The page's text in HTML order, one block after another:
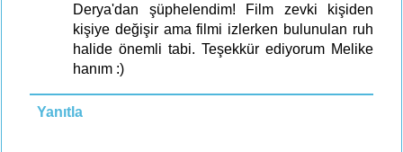
Derya'dan şüphelendim! Film zevki kişiden
kişiye değişir ama filmi izlerken bulunulan ruh
halide önemli tabi. Teşekkür ediyorum Melike
hanım :)
Yanıtla